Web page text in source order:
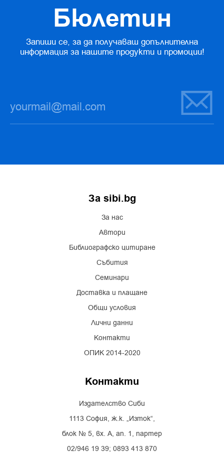
Бюлетин
Запиши се, за да получаваш допълнителна
информация за нашите продукти и промоции!
За sibi.bg
За нас
Автори
Библиографско цитиране
Събития
Семинари
Доставка и плащане
Общи условия
Лични данни
Контакти
ОПИК 2014-2020
Контакти
Издателство Сиби
1113 София, ж.к. „Изток“,
блок № 5, вх. А, ап. 1, партер
02/946 19 39; 0893 413 870